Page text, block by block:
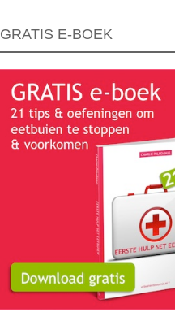
GRATIS E-BOEK